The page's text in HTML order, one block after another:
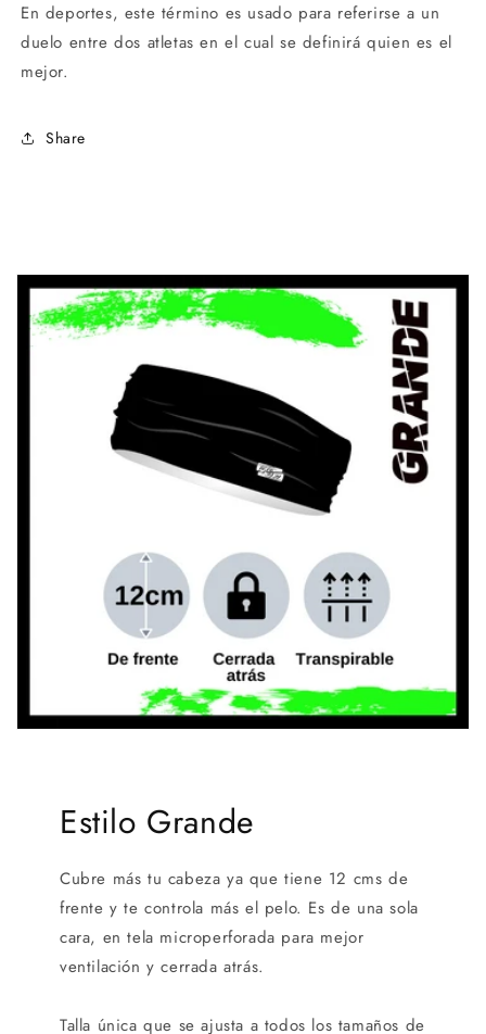
En deportes, este término es usado para referirse a un
duelo entre dos atletas en el cual se definirá quien es el
mejor.
Share
Estilo Grande
Cubre más tu cabeza ya que tiene 12 cms de
frente y te controla más el pelo. Es de una sola
cara, en tela microperforada para mejor
ventilación y cerrada atrás.
Talla única que se ajusta a todos los tamaños de